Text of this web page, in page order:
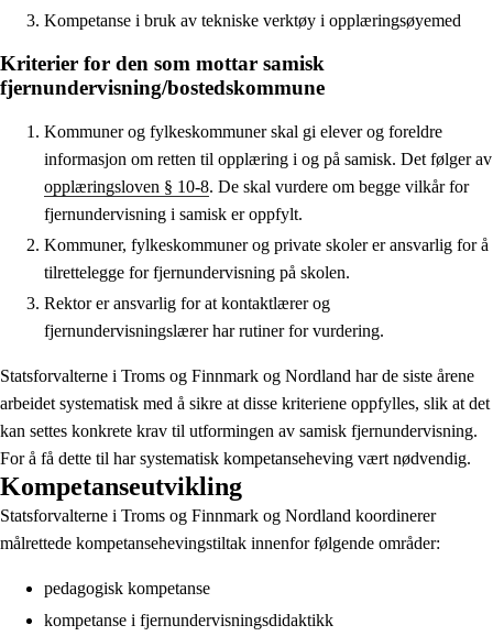
Kompetanse i bruk av tekniske verktøy i opplæringsøyemed
Kriterier for den som mottar samisk
fjernundervisning/bostedskommune
Kommuner og fylkeskommuner skal gi elever og foreldre
informasjon om retten til opplæring i og på samisk. Det følger av
opplæringsloven § 10-8. De skal vurdere om begge vilkår for
fjernundervisning i samisk er oppfylt.
Kommuner, fylkeskommuner og private skoler er ansvarlig for å
tilrettelegge for fjernundervisning på skolen.
Rektor er ansvarlig for at kontaktlærer og
fjernundervisningslærer har rutiner for vurdering.
Statsforvalterne i Troms og Finnmark og Nordland har de siste årene
arbeidet systematisk med å sikre at disse kriteriene oppfylles, slik at det
kan settes konkrete krav til utformingen av samisk fjernundervisning.
For å få dette til har systematisk kompetanseheving vært nødvendig.
Kompetanseutvikling
Statsforvalterne i Troms og Finnmark og Nordland koordinerer
målrettede kompetansehevingstiltak innenfor følgende områder:
pedagogisk kompetanse
kompetanse i fjernundervisningsdidaktikk